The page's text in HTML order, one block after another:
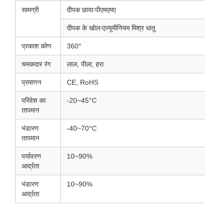
सामग्री दीपक छायाःपीएमएमए
दीपक के खोलःएल्यूमीनियम मिश्र धातु
प्रकाश कोण 360°
चमकदार रंग लाल, पीला, हरा
प्रमाणन CE, RoHS
परिवेश का
तापमान
-20~45°C
भंडारण
तापमान
-40~70°C
पर्यावरण
आर्द्रता
10~90%
भंडारण
आर्द्रता
10~90%